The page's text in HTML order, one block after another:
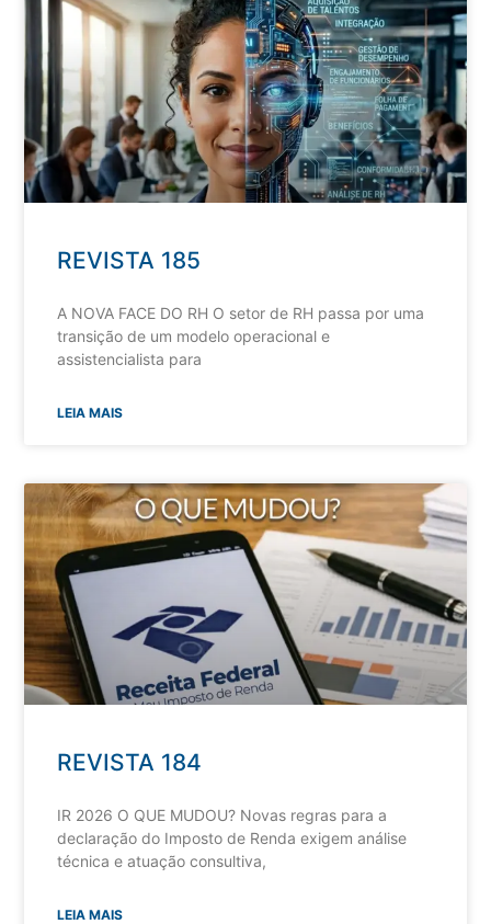
REVISTA 185
A NOVA FACE DO RH O setor de RH passa por uma
transição de um modelo operacional e
assistencialista para
LEIA MAIS
REVISTA 184
IR 2026 O QUE MUDOU? Novas regras para a
declaração do Imposto de Renda exigem análise
técnica e atuação consultiva,
LEIA MAIS